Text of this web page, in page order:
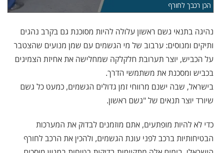
הכן רכבך לחורף
נהיגה בתנאי גשם ראשון עלולה להיות מסוכנת גם בקרב נהגים
ותיקים ומנוסים: ערבוב של מי הגשמים עם שמן מנועים שהצטבר
על הכביש, יוצר תערובת חלקלקה שמחלישה את אחיזת הצמיגים
בכביש ומסכנת את משתמשי הדרך.
בישראל, שבה ישנם מרווחי זמן גדולים הגשמים, כמעט כל גשם
שיורד יוצר תנאים של "גשם ראשון.
כדי לא להיות מופתעים, אתם מוזמנים לבדוק את המערכות
הבטיחותיות ברכב לפני עונת הגשמים, ולהכין את הרכב לחורף